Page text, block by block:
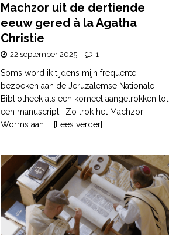
Machzor uit de dertiende
eeuw gered à la Agatha
Christie
22 september 2025 1
Soms word ik tijdens mijn frequente
bezoeken aan de Jeruzalemse Nationale
Bibliotheek als een komeet aangetrokken tot
een manuscript. Zo trok het Machzor
Worms aan ... [Lees verder]